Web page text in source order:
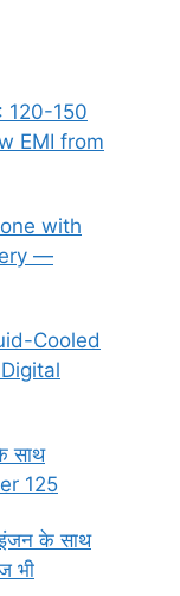
120-150
EMI from
with
—
Cooled
साथ
125
इंजन के साथ
भी